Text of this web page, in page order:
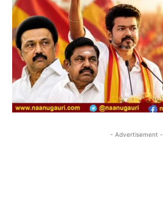
- Advertisement -